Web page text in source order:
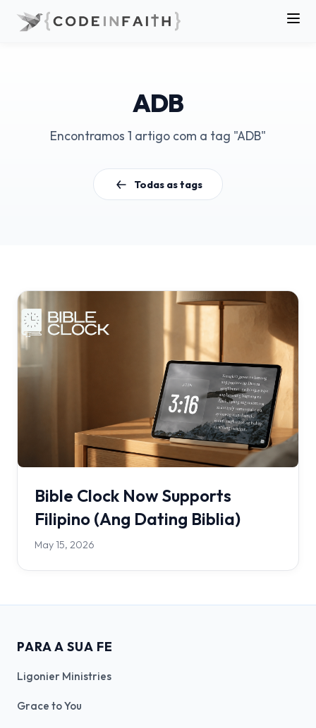
ADB
Encontramos 1 artigo com a tag "ADB"
Todas as tags
Bible Clock Now Supports
Filipino (Ang Dating Biblia)
May 15, 2026
PARA A SUA FE
Ligonier Ministries
Grace to You